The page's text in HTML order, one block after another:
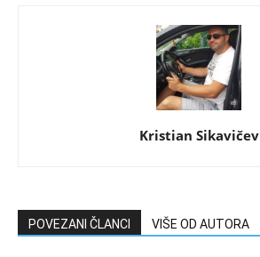
Kristian Sikavičev
POVEZANI ČLANCI VIŠE OD AUTORA